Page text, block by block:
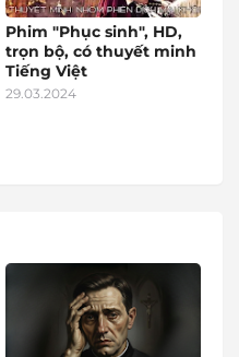
Phim "Phục sinh", HD,
trọn bộ, có thuyết minh
Tiếng Việt
29.03.2024